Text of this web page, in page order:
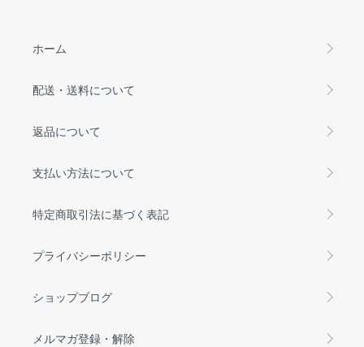
ホーム
配送・送料について
返品について
支払い方法について
特定商取引法に基づく表記
プライバシーポリシー
ショップブログ
メルマガ登録・解除